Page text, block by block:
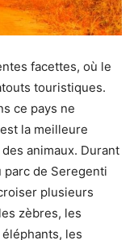
facettes, où le
touristiques.
ce pays ne
la meilleure
animaux. Durant
de Seregenti
plusieurs
zèbres, les
les